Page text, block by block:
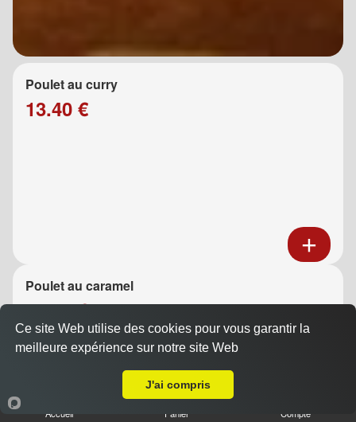
Poulet au curry
13.40 €
Poulet au caramel
13.40 €
Accueil Panier Compte
Ce site Web utilise des cookies pour vous garantir la
meilleure expérience sur notre site Web
J'ai compris